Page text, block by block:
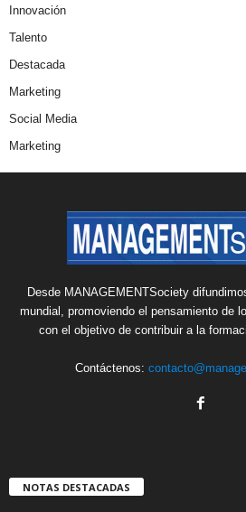
Innovación
Talento
Destacada
Marketing
Social Media
Marketing
Desde MANAGEMENTSociety
mundial, promoviendo el pensamiento de
con el objetivo de contribuir a la
Contáctenos:
NOTAS DESTACADAS